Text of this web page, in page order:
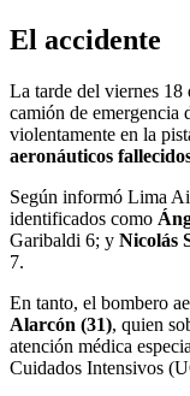
El accidente
La tarde del viernes
camión de
violentamente en la
aeronáuticos
Según informó Lima
identificados como
Garibaldi 6; y Nicolás
7.
En tanto, el bombero
Alarcón (31), quien
atención médica
Cuidados Intensivos